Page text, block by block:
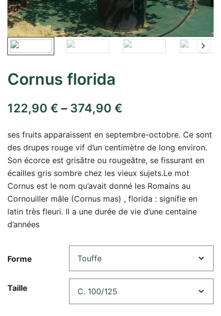
Cornus florida
122,90 € – 374,90 €
ses fruits apparaissent en septembre-octobre. Ce sont
des drupes rouge vif d’un centimètre de long environ.
Son écorce est grisâtre ou rougeâtre, se fissurant en
écailles gris sombre chez les vieux sujets.Le mot
Cornus est le nom qu’avait donné les Romains au
Cornouiller mâle (Cornus mas) , florida : signifie en
latin très fleuri. Il a une durée de vie d’une centaine
d’années
Forme
Taille